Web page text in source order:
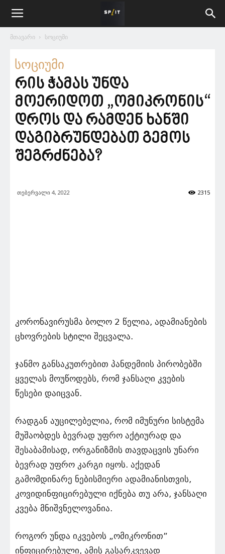
მთავარი სოციუმი
სოციუმი
რის ჭამას უნდა
მოერიდოთ „ომიკრონის“
დროს და რამდენ ხანში
დაგიბრუნდებათ გემოს
შეგრძნება?
თებერვალი 4, 2022 2315
კორონავირუსმა ბოლო 2 წელია, ადამიანების
ცხოვრების სტილი შეცვალა.
ჯანმო განსაკუთრებით პანდემიის პირობებში
ყველას მოუწოდებს, რომ ჯანსაღი კვების
წესები დაიცვან.
რადგან აუცილებელია, რომ იმუნური სისტემა
მუშაობდეს ბევრად უფრო აქტიურად და
შესაბამისად, ორგანიზმის თავდაცვის უნარი
ბევრად უფრო კარგი იყოს. აქედან
გამომდინარე ნებისმიერი ადამიანისთვის,
კოვიდინფიცირებული იქნება თუ არა, ჯანსაღი
კვება მნიშვნელოვანია.
როგორ უნდა იკვებოს „ომიკრონით”
ინფიცირებული, ამის გასარკვევად